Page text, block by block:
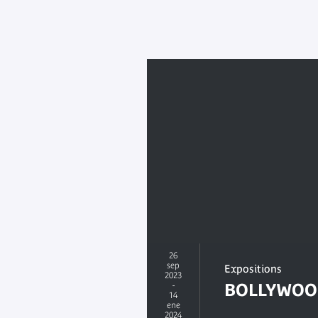
26
sep
2023
-
14
ene
2024
Expositions